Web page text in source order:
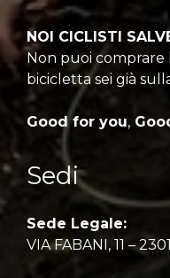
NOI CICLISTI
Non puoi comprare
bicicletta sei già
Good for you,
Sedi
Sede Legale:
VIA FABANI, 11 –